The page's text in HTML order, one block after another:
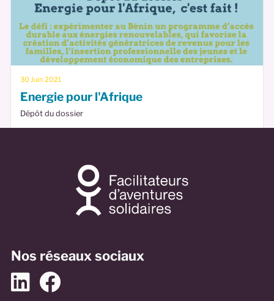
Energie pour l'Afrique
Dépôt du dossier
30 Juin 2021
Nos réseaux sociaux